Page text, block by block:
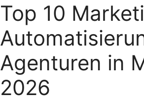
Top 10
Agenturen in
2026